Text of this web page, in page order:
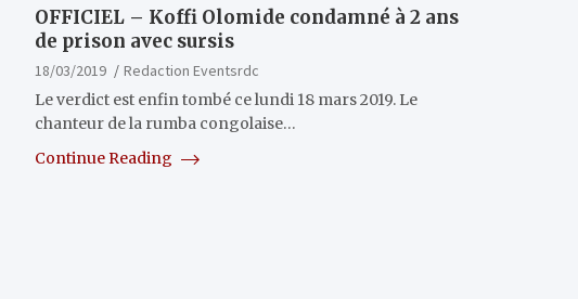
OFFICIEL – Koffi Olomide condamné à 2 ans
de prison avec sursis
18/03/2019
Redaction Eventsrdc
Le verdict est enfin tombé ce lundi 18 mars 2019. Le
chanteur de la rumba congolaise…
Continue Reading